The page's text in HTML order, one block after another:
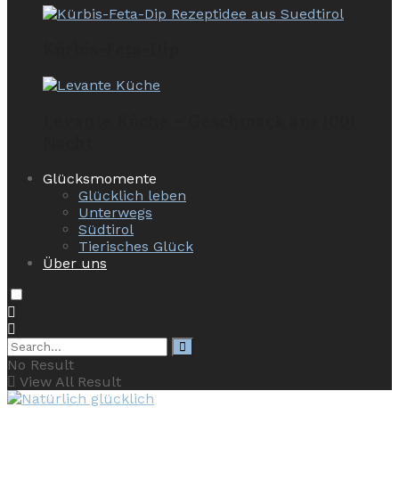
Glücksmomente
Glücklich leben
Unterwegs
Südtirol
Tierisches Glück
Über uns
No Result
View All Result